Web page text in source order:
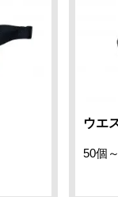
ウエ
50個